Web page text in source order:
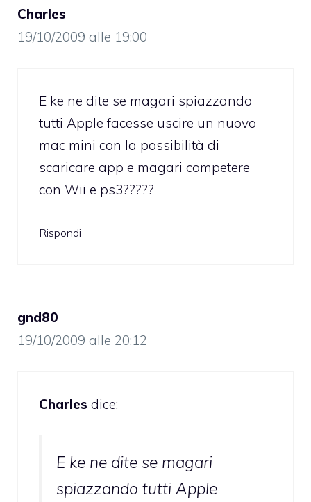
Charles
19/10/2009 alle 19:00
E ke ne dite se magari spiazzando
tutti Apple facesse uscire un nuovo
mac mini con la possibilità di
scaricare app e magari competere
con Wii e ps3?????
Rispondi
gnd80
19/10/2009 alle 20:12
Charles dice:
E ke ne dite se magari
spiazzando tutti Apple